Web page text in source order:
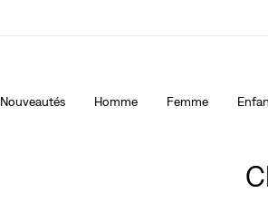
40 % DE RABAIS ADDITIONNEL SUR LES SOLDES.
Nouveautés Homme Femme